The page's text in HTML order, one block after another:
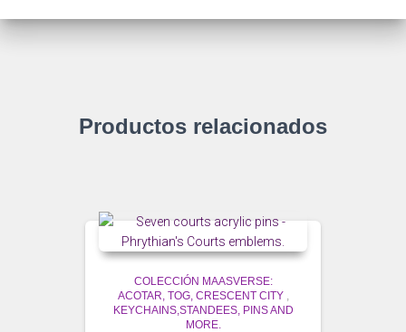
Productos relacionados
COLECCIÓN MAASVERSE:
ACOTAR, TOG, CRESCENT CITY,
KEYCHAINS,STANDEES, PINS AND
MORE.